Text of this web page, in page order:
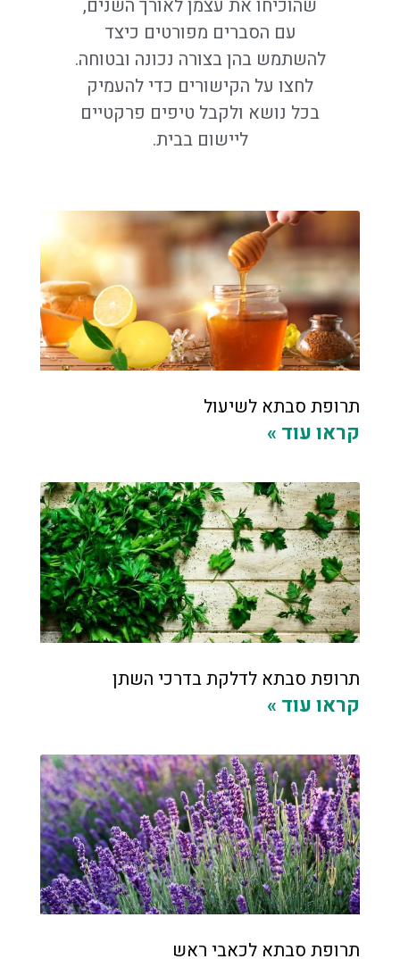
שהוכיחו את עצמן לאורך השנים,
עם הסברים מפורטים כיצד
להשתמש בהן בצורה נכונה ובטוחה.
לחצו על הקישורים כדי להעמיק
בכל נושא ולקבל טיפים פרקטיים
ליישום בבית.
תרופת סבתא לשיעול
קראו עוד »
תרופת סבתא לדלקת בדרכי השתן
קראו עוד »
תרופת סבתא לכאבי ראש